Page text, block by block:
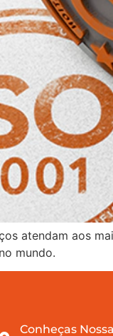
atendam aos
mundo.
Conheças